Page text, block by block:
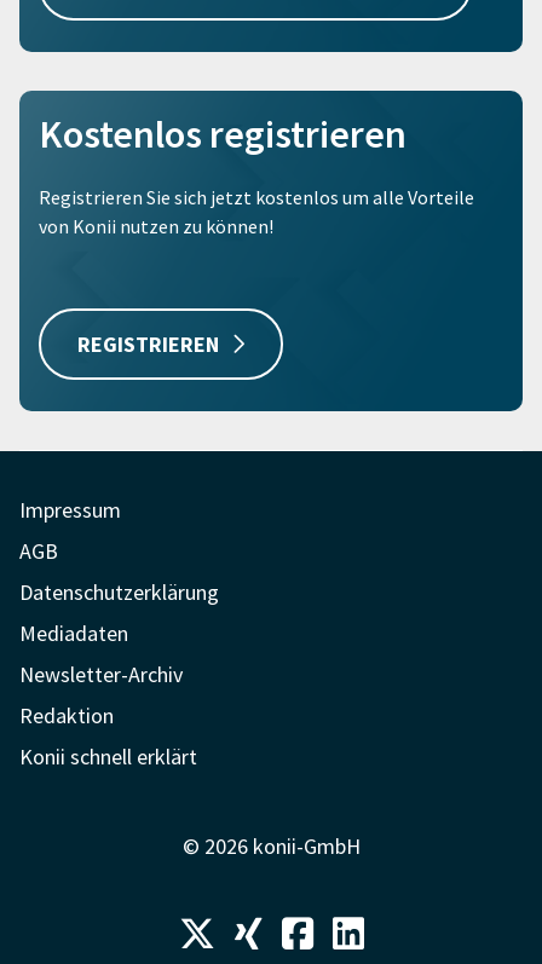
Kostenlos registrieren
Registrieren Sie sich jetzt kostenlos um alle Vorteile
von Konii nutzen zu können!
REGISTRIEREN
Impressum
AGB
Datenschutzerklärung
Mediadaten
Newsletter-Archiv
Redaktion
Konii schnell erklärt
© 2026 konii-GmbH